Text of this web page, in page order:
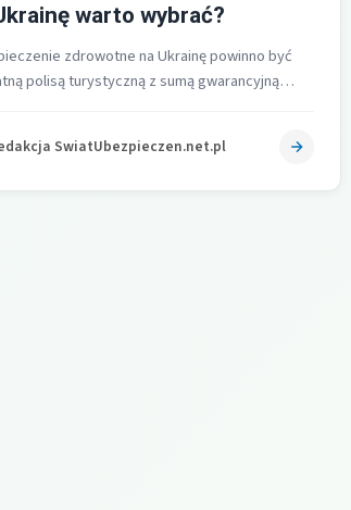
warto wybrać?
zdrowotne na Ukrainę powinno być
polisą turystyczną z sumą gwarancyjną
SwiatUbezpieczen.net.pl